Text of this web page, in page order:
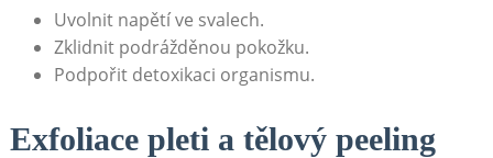
Uvolnit napětí ve svalech.
Zklidnit ‍podrážděnou pokožku.
Podpořit detoxikaci organismu.
Exfoliace pleti a⁤ tělový peeling